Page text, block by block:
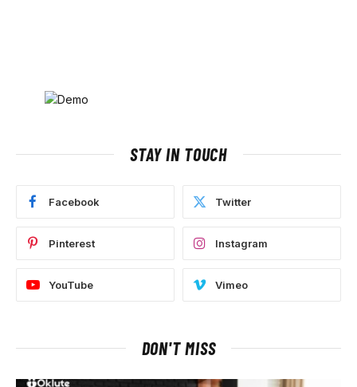
STAY IN TOUCH
Facebook Twitter
Pinterest Instagram
YouTube Vimeo
DON'T MISS